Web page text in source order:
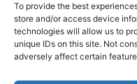
To provide the best
store and/or access device
technologies will allow us to
unique IDs on this site. Not
adversely affect certain